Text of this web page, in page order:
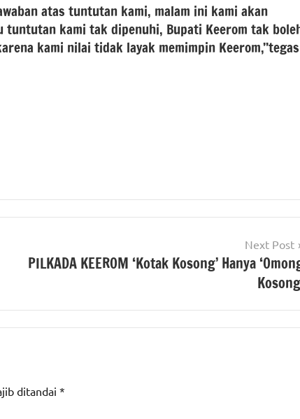
atas tuntutan kami, malam ini kami akan
kami tak dipenuhi, Bupati Keerom tak
kami nilai tidak layak memimpin Keerom,’’tegas
Next Post
PILKADA KEEROM ‘Kotak Kosong’ Hanya
ditandai *